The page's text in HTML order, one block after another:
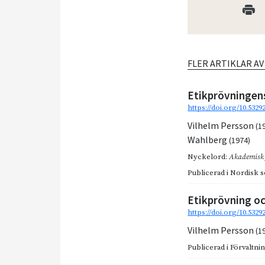
FLER ARTIKLAR
https://doi.org/
Vilhelm Persson
Wahlberg(1974)
Nyckelord:
Publicerad iNordisk
Etikprövning
https://doi.org/
Vilhelm Persson
Publicerad i